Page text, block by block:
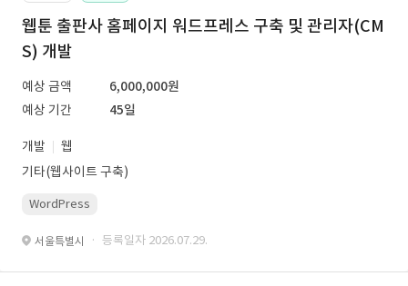
웹툰 출판사 홈페이지 워드프레스 구축 및 관리자(CM
S) 개발
예상 금액
6,000,000원
예상 기간
45일
개발
웹
기타(웹사이트 구축)
WordPress
서울특별시 · 등록일자 2026.07.29.